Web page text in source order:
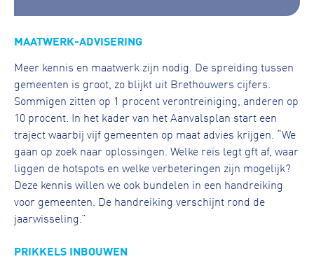
MAATWERK-ADVISERING
Meer kennis en maatwerk zijn nodig. De spreiding tussen
gemeenten is groot, zo blijkt uit Brethouwers cijfers.
Sommigen zitten op 1 procent verontreiniging, anderen op
10 procent. In het kader van het Aanvalsplan start een
traject waarbij vijf gemeenten op maat advies krijgen. “We
gaan op zoek naar oplossingen. Welke reis legt gft af, waar
liggen de hotspots en welke verbeteringen zijn mogelijk?
Deze kennis willen we ook bundelen in een handreiking
voor gemeenten. De handreiking verschijnt rond de
jaarwisseling.”
PRIKKELS INBOUWEN